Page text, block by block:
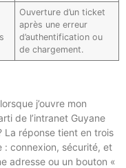
Ouverture d’un ticket
après une erreur
d’authentification ou
de chargement.
j’ouvre mon
de l’intranet Guyane
La réponse tient en trois
: connexion, sécurité, et
adresse ou un bouton «